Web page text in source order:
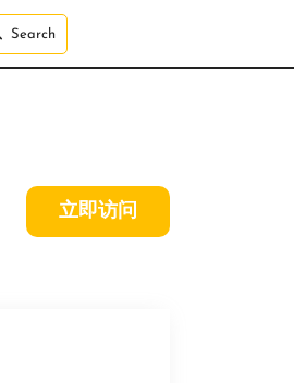
Search
立即访问